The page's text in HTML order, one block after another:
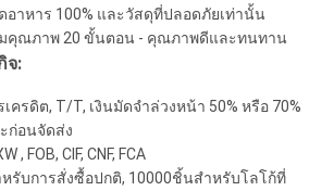
อาหาร 100% และวัสดุที่ปลอดภัยเท่านั้น
มคุณภาพ 20 ขั้นตอน - คุณภาพดีและทนทาน
จ:
ครดิต, T/T, เงินมัดจำล่วงหน้า 50% หรือ 70%
ก่อนจัดส่ง
, FOB, CIF, CNF, FCA
รับการสั่งซื้อปกติ, 10000ชิ้นสำหรับโลโก้ที่